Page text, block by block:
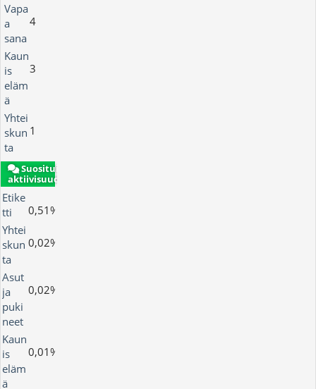
Vapa
a
sana
4
Kaun
is
eläm
ä
3
Yhtei
skun
ta
1
Suosituin alue
aktiivisuudeltaan
Etike
tti
0,51%
Yhtei
skun
ta
0,02%
Asut
ja
puki
neet
0,02%
Kaun
is
eläm
ä
0,01%